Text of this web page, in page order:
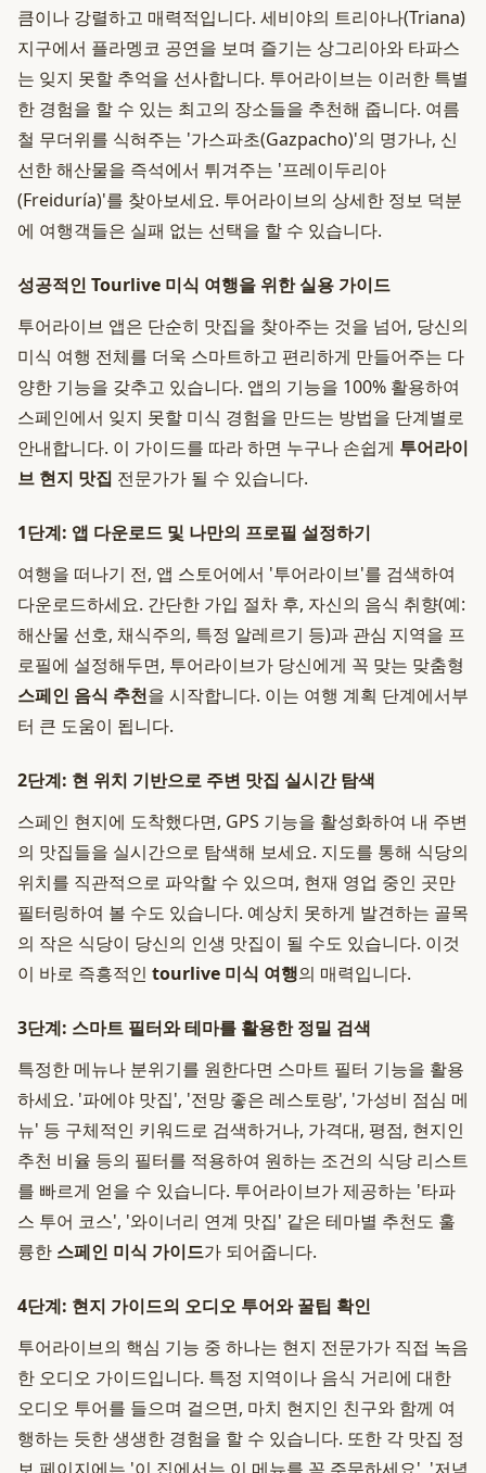
큼이나 강렬하고 매력적입니다. 세비야의 트리아나(Triana)
지구에서 플라멩코 공연을 보며 즐기는 상그리아와 타파스
는 잊지 못할 추억을 선사합니다. 투어라이브는 이러한 특별
한 경험을 할 수 있는 최고의 장소들을 추천해 줍니다. 여름
철 무더위를 식혀주는 '가스파초(Gazpacho)'의 명가나, 신
선한 해산물을 즉석에서 튀겨주는 '프레이두리아
(Freiduría)'를 찾아보세요. 투어라이브의 상세한 정보 덕분
에 여행객들은 실패 없는 선택을 할 수 있습니다.
성공적인 Tourlive 미식 여행을 위한 실용 가이드
투어라이브 앱은 단순히 맛집을 찾아주는 것을 넘어, 당신의
미식 여행 전체를 더욱 스마트하고 편리하게 만들어주는 다
양한 기능을 갖추고 있습니다. 앱의 기능을 100% 활용하여
스페인에서 잊지 못할 미식 경험을 만드는 방법을 단계별로
안내합니다. 이 가이드를 따라 하면 누구나 손쉽게 투어라이
브 현지 맛집 전문가가 될 수 있습니다.
1단계: 앱 다운로드 및 나만의 프로필 설정하기
여행을 떠나기 전, 앱 스토어에서 '투어라이브'를 검색하여
다운로드하세요. 간단한 가입 절차 후, 자신의 음식 취향(예:
해산물 선호, 채식주의, 특정 알레르기 등)과 관심 지역을 프
로필에 설정해두면, 투어라이브가 당신에게 꼭 맞는 맞춤형
스페인 음식 추천을 시작합니다. 이는 여행 계획 단계에서부
터 큰 도움이 됩니다.
2단계: 현 위치 기반으로 주변 맛집 실시간 탐색
스페인 현지에 도착했다면, GPS 기능을 활성화하여 내 주변
의 맛집들을 실시간으로 탐색해 보세요. 지도를 통해 식당의
위치를 직관적으로 파악할 수 있으며, 현재 영업 중인 곳만
필터링하여 볼 수도 있습니다. 예상치 못하게 발견하는 골목
의 작은 식당이 당신의 인생 맛집이 될 수도 있습니다. 이것
이 바로 즉흥적인 tourlive 미식 여행의 매력입니다.
3단계: 스마트 필터와 테마를 활용한 정밀 검색
특정한 메뉴나 분위기를 원한다면 스마트 필터 기능을 활용
하세요. '파에야 맛집', '전망 좋은 레스토랑', '가성비 점심 메
뉴' 등 구체적인 키워드로 검색하거나, 가격대, 평점, 현지인
추천 비율 등의 필터를 적용하여 원하는 조건의 식당 리스트
를 빠르게 얻을 수 있습니다. 투어라이브가 제공하는 '타파
스 투어 코스', '와이너리 연계 맛집' 같은 테마별 추천도 훌
륭한 스페인 미식 가이드가 되어줍니다.
4단계: 현지 가이드의 오디오 투어와 꿀팁 확인
투어라이브의 핵심 기능 중 하나는 현지 전문가가 직접 녹음
한 오디오 가이드입니다. 특정 지역이나 음식 거리에 대한
오디오 투어를 들으며 걸으면, 마치 현지인 친구와 함께 여
행하는 듯한 생생한 경험을 할 수 있습니다. 또한 각 맛집 정